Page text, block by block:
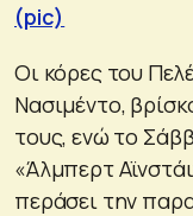
(pic)
Οι κόρες του
Νασιμέντο,
τους, ενώ το
«Άλμπερτ
περάσει την